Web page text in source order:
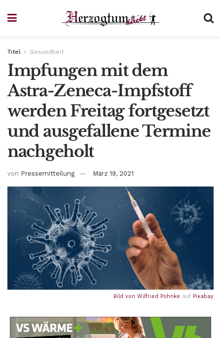
Titel Gesundheit
Impfungen mit dem
Astra-Zeneca-Impfstoff
werden Freitag fortgesetzt
und ausgefallene Termine
nachgeholt
von Pressemitteilung März 19, 2021
Bild von Wilfried Pohnke auf Pixabay